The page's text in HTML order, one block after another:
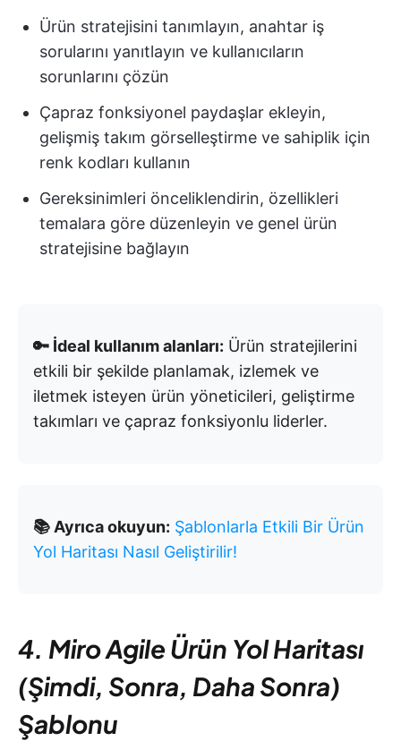
Ürün stratejisini tanımlayın, anahtar iş
sorularını yanıtlayın ve kullanıcıların
sorunlarını çözün
Çapraz fonksiyonel paydaşlar ekleyin,
gelişmiş takım görselleştirme ve sahiplik için
renk kodları kullanın
Gereksinimleri önceliklendirin, özellikleri
temalara göre düzenleyin ve genel ürün
stratejisine bağlayın
🔑 İdeal kullanım alanları: Ürün stratejilerini
etkili bir şekilde planlamak, izlemek ve
iletmek isteyen ürün yöneticileri, geliştirme
takımları ve çapraz fonksiyonlu liderler.
📚 Ayrıca okuyun: Şablonlarla Etkili Bir Ürün
Yol Haritası Nasıl Geliştirilir!
4. Miro Agile Ürün Yol Haritası
(Şimdi, Sonra, Daha Sonra)
Şablonu